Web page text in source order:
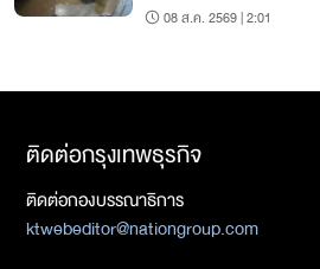
08 ส.ค. 2569 | 2:01
ติดต่อกรุงเทพธุรกิจ
ติดต่อกองบรรณาธิการ
ktwebeditor@nationgroup.com